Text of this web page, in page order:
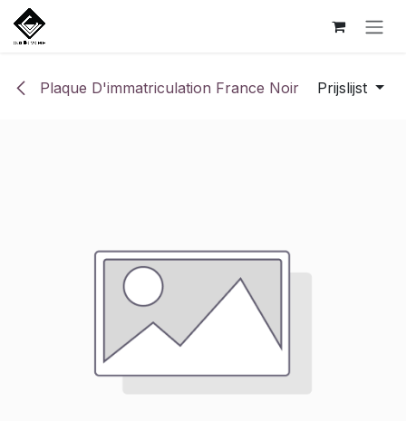
Overslaan naar inhoud
Plaque D'immatriculation France Noir Prijslijst